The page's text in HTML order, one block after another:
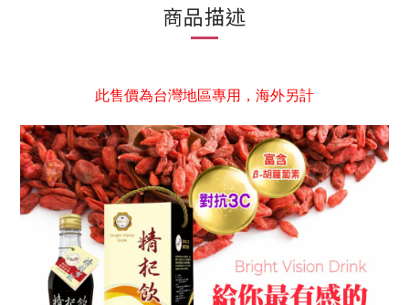
商品描述
此售價為台灣地區專用，海外另計